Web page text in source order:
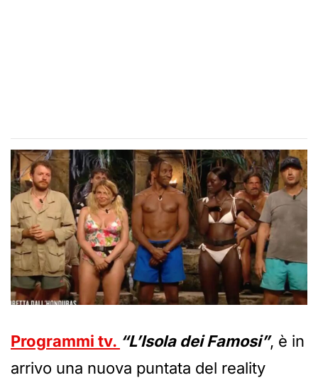
Programmi tv. “L’Isola dei Famosi”, è in
arrivo una nuova puntata del reality